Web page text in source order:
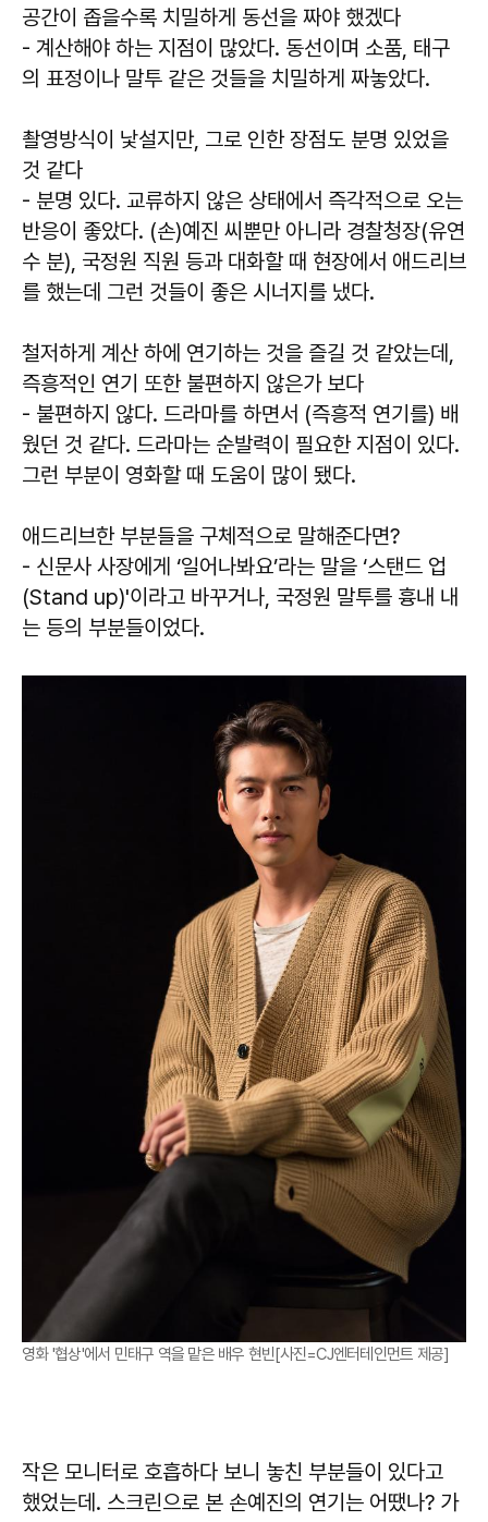
공간이 좁을수록 치밀하게 동선을 짜야 했겠다
- 계산해야 하는 지점이 많았다. 동선이며 소품, 태구
의 표정이나 말투 같은 것들을 치밀하게 짜놓았다.
촬영방식이 낯설지만, 그로 인한 장점도 분명 있었을
것 같다
- 분명 있다. 교류하지 않은 상태에서 즉각적으로 오는
반응이 좋았다. (손)예진 씨뿐만 아니라 경찰청장(유연
수 분), 국정원 직원 등과 대화할 때 현장에서 애드리브
를 했는데 그런 것들이 좋은 시너지를 냈다.
철저하게 계산 하에 연기하는 것을 즐길 것 같았는데,
즉흥적인 연기 또한 불편하지 않은가 보다
- 불편하지 않다. 드라마를 하면서 (즉흥적 연기를) 배
웠던 것 같다. 드라마는 순발력이 필요한 지점이 있다.
그런 부분이 영화할 때 도움이 많이 됐다.
애드리브한 부분들을 구체적으로 말해준다면?
- 신문사 사장에게 ‘일어나봐요’라는 말을 ‘스탠드 업
(Stand up)'이라고 바꾸거나, 국정원 말투를 흉내 내
는 등의 부분들이었다.
영화 '협상'에서 민태구 역을 맡은 배우 현빈[사진=CJ엔터테인먼트 제공]
작은 모니터로 호흡하다 보니 놓친 부분들이 있다고
했었는데. 스크린으로 본 손예진의 연기는 어땠나? 가